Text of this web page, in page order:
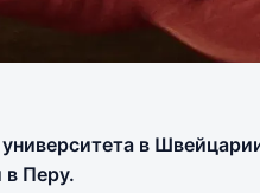
в
в Перу.